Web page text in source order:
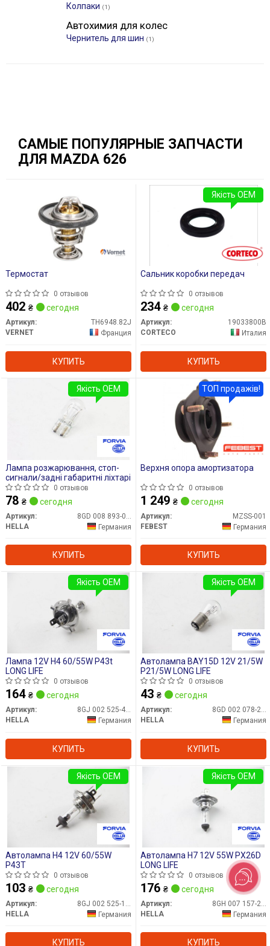
Колпаки (1)
Автохимия для колес
Чернитель для шин (1)
САМЫЕ ПОПУЛЯРНЫЕ ЗАПЧАСТИ
ДЛЯ MAZDA 626
Термостат
0 отзывов
402 ₴ сегодня
Артикул:
TH6948.82J
VERNET
Франция
КУПИТЬ
Сальник коробки передач
0 отзывов
234 ₴ сегодня
Артикул:
19033800B
CORTECO
Италия
КУПИТЬ
Якість OEM
Лампа розжарювання, стоп-
сигнали/задні габаритні ліхтарі
0 отзывов
78 ₴ сегодня
Артикул:
HELLA
Германия
КУПИТЬ
Якість OEM
Верхня опора амортизатора
0 отзывов
1 249 ₴ сегодня
Артикул:
MZSS-001
FEBEST
Германия
КУПИТЬ
ТОП продажів!
Лампа 12V H4 60/55W P43t
LONG LIFE
0 отзывов
164 ₴ сегодня
Артикул:
8GJ 002 525-481
HELLA
Германия
КУПИТЬ
Якість OEM
Автолампа BAY15D 12V 21/5W
P21/5W LONG LIFE
0 отзывов
43 ₴ сегодня
Артикул:
8GD 002 078-221
HELLA
Германия
КУПИТЬ
Якість OEM
Автолампа H4 12V 60/55W
P43T
0 отзывов
103 ₴ сегодня
Артикул:
8GJ 002 525-131
HELLA
Германия
КУПИТЬ
Якість OEM
Автолампа H7 12V 55W PX26D
LONG LIFE
0 отзывов
176 ₴ сегодня
Артикул:
8GH 007 157-201
HELLA
Германия
КУПИТЬ
Якість OEM